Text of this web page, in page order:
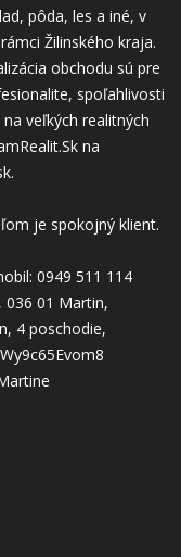
pôda, les a iné, v
Žilinského kraja.
obchodu sú pre
spoľahlivosti
veľkých realitných
na
je spokojný klient.
0949 511 114
036 01 Martin,
4 poschodie,